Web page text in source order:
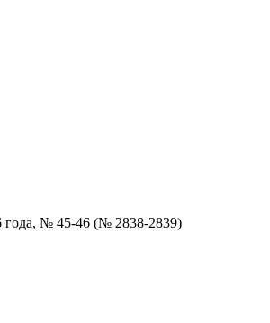
года, № 45-46 (№ 2838-2839)